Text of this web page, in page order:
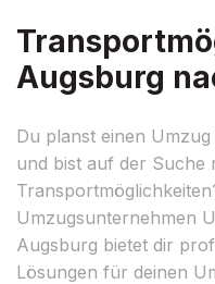
Augsburg
Du planst einen
und bist auf der Suche
Umzugsunternehmen
Augsburg bietet dir
Lösungen für deinen